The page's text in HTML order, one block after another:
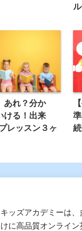
あれ？分か
ける！出来
レッスン３ヶ
ッズアカデミーは
に高品質オンライ